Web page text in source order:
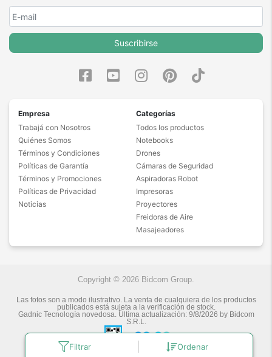
Filtrar Ordenar
Suscribirse
Empresa
Trabajá con Nosotros
Quiénes Somos
Términos y Condiciones
Políticas de Garantía
Términos y Promociones
Políticas de Privacidad
Noticias
Categorías
Todos los productos
Notebooks
Drones
Cámaras de Seguridad
Aspiradoras Robot
Impresoras
Proyectores
Freidoras de Aire
Masajeadores
Copyright © 2026 Bidcom Group.
Las fotos son a modo ilustrativo. La venta de cualquiera de los productos
publicados está sujeta a la verificación de stock.
Gadnic Tecnología novedosa.Última actualización: 9/8/2026 by Bidcom
S.R.L.